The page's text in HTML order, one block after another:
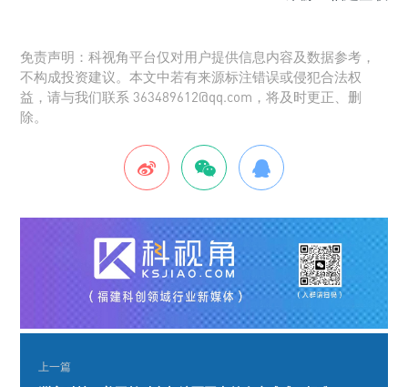
免责声明：科视角平台仅对用户提供信息内容及数据参考，
不构成投资建议。本文中若有来源标注错误或侵犯合法权
益，请与我们联系 363489612@qq.com，将及时更正、删
除。
上一篇